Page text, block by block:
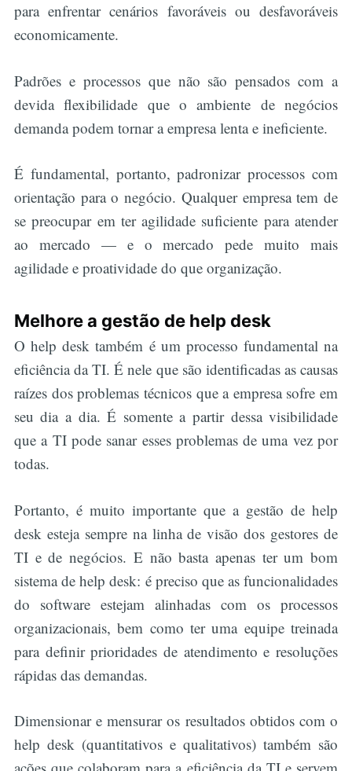
para enfrentar cenários favoráveis ou desfavoráveis
economicamente.
Padrões e processos que não são pensados com a
devida flexibilidade que o ambiente de negócios
demanda podem tornar a empresa lenta e ineficiente.
É fundamental, portanto, padronizar processos com
orientação para o negócio. Qualquer empresa tem de
se preocupar em ter agilidade suficiente para atender
ao mercado — e o mercado pede muito mais
agilidade e proatividade do que organização.
Melhore a gestão de help desk
O help desk também é um processo fundamental na
eficiência da TI. É nele que são identificadas as causas
raízes dos problemas técnicos que a empresa sofre em
seu dia a dia. É somente a partir dessa visibilidade
que a TI pode sanar esses problemas de uma vez por
todas.
Portanto, é muito importante que a gestão de help
desk esteja sempre na linha de visão dos gestores de
TI e de negócios. E não basta apenas ter um bom
sistema de help desk: é preciso que as funcionalidades
do software estejam alinhadas com os processos
organizacionais, bem como ter uma equipe treinada
para definir prioridades de atendimento e resoluções
rápidas das demandas.
Dimensionar e mensurar os resultados obtidos com o
help desk (quantitativos e qualitativos) também são